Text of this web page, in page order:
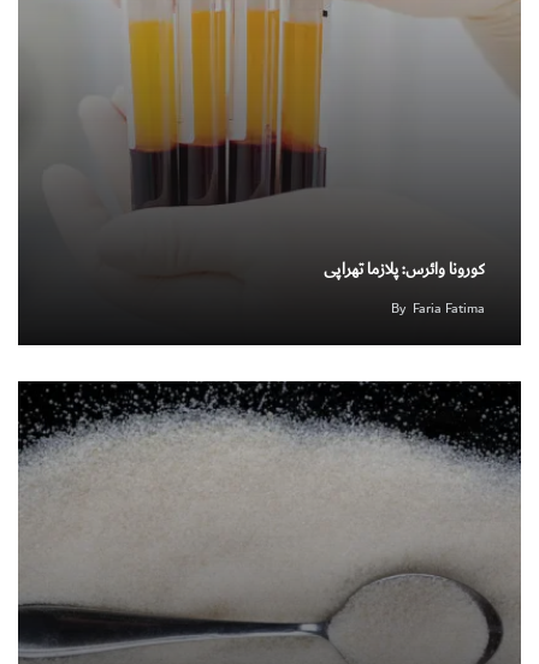
کورونا وائرس: پلازما تھراپی
By Faria Fatima